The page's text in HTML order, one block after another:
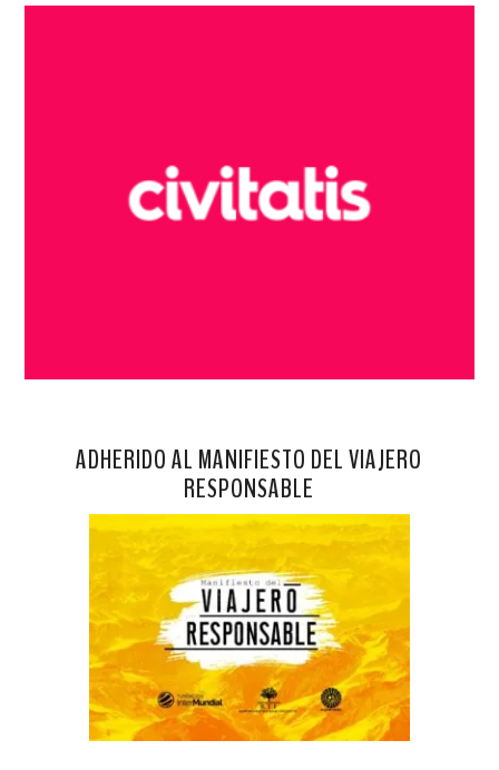
ADHERIDO AL MANIFIESTO DEL VIAJERO
RESPONSABLE